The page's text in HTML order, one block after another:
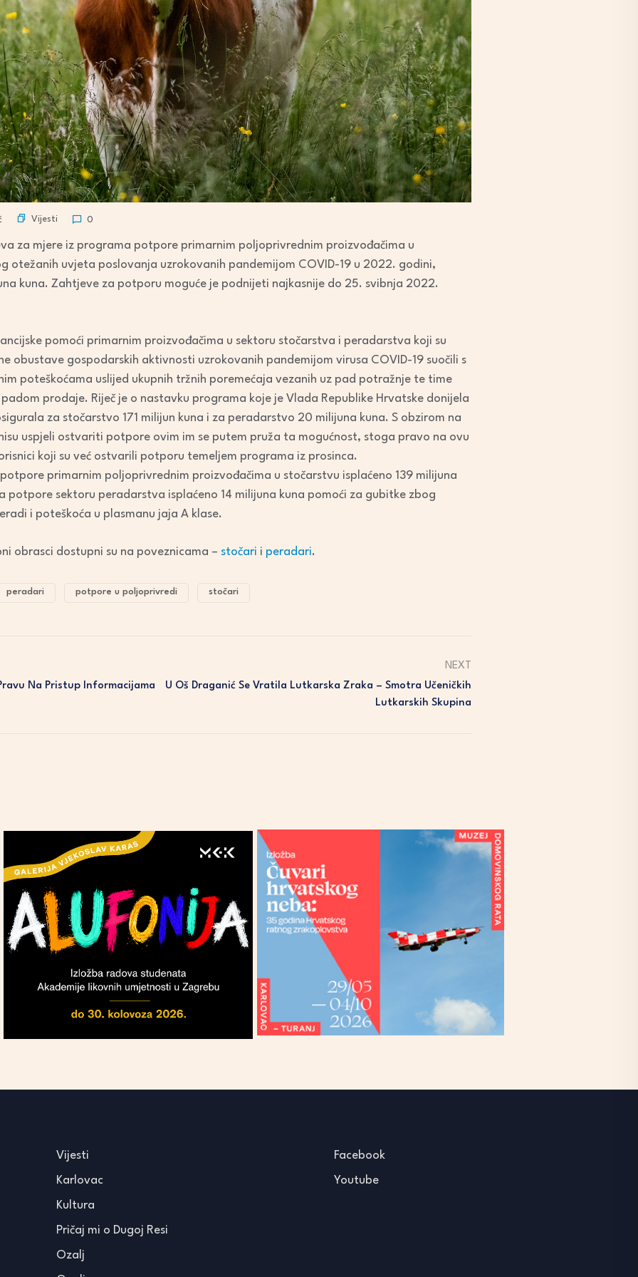
Vijesti 0
za mjere iz programa potpore primarnim poljoprivrednim proizvođačima u
otežanih uvjeta poslovanja uzrokovanih pandemijom COVID-19 u 2022. godini,
kuna. Zahtjeve za potporu moguće je podnijeti najkasnije do 25. svibnja 2022.
pomoći primarnim proizvođačima u sektoru stočarstva i peradarstva koji su
obustave gospodarskih aktivnosti uzrokovanih pandemijom virusa COVID-19 suočili s
poteškoćama uslijed ukupnih tržnih poremećaja vezanih uz pad potražnje te time
prodaje. Riječ je o nastavku programa koje je Vlada Republike Hrvatske donijela
za stočarstvo 171 milijun kuna i za peradarstvo 20 milijuna kuna. S obzirom na
uspjeli ostvariti potpore ovim im se putem pruža ta mogućnost, stoga pravo na ovu
koji su već ostvarili potporu temeljem programa iz prosinca.
primarnim poljoprivrednim proizvođačima u stočarstvu isplaćeno 139 milijuna
potpore sektoru peradarstva isplaćeno 14 milijuna kuna pomoći za gubitke zbog
i poteškoća u plasmanu jaja A klase.
obrasci dostupni su na poveznicama – stočari i peradari.
peradari potpore u poljoprivredi stočari
Na Pristup Informacijama
NEXT
U Oš Draganić Se Vratila Lutkarska Zraka – Smotra Učeničkih
Lutkarskih Skupina
Vijesti
Karlovac
Kultura
Pričaj mi o Dugoj Resi
Ozalj
Facebook
Youtube